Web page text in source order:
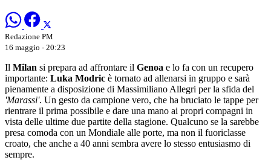
Redazione PM
16 maggio - 20:23
Il Milan si prepara ad affrontare il Genoa e lo fa con un recupero
importante: Luka Modric è tornato ad allenarsi in gruppo e sarà
pienamente a disposizione di Massimiliano Allegri per la sfida del
'Marassi'. Un gesto da campione vero, che ha bruciato le tappe per
rientrare il prima possibile e dare una mano ai propri compagni in
vista delle ultime due partite della stagione. Qualcuno se la sarebbe
presa comoda con un Mondiale alle porte, ma non il fuoriclasse
croato, che anche a 40 anni sembra avere lo stesso entusiasmo di
sempre.